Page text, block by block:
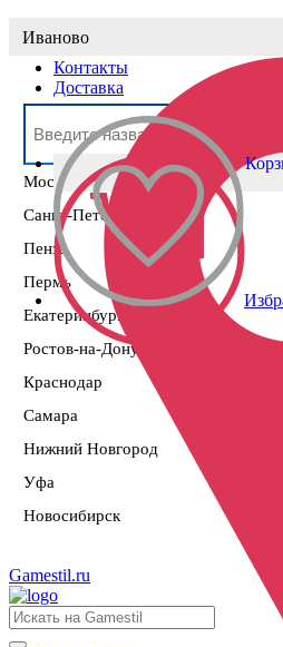
Выберите населённый пункт
Москва
Санкт-Петербург
Пенза
Пермь
Екатеринбург
Ростов-на-Дону
Краснодар
Самара
Нижний Новгород
Уфа
Новосибирск
Иваново
Контакты
Доставка
Gamestil.ru